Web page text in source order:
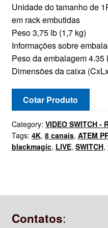
Unidade do tamanho de
em rack embutidas
Peso 3,75 lb (1,7 kg)
Informações sobre
Peso da embalagem 4.35
Dimensões da caixa
Cotar Produto
Category: VIDEO SWITCH -
Tags: 4K, 8 canais, ATEM
blackmagic, LIVE, SWITCH,
Contatos: